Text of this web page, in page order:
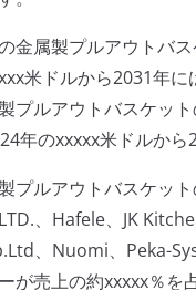
金属製プルアウトバ
米ドルから2031年に
プルアウトバスケッ
年のxxxxx米ドルから
プルアウトバスケッ
、Hafele、JK
、Nuomi、Peka-
が売上の約xxxxx％を